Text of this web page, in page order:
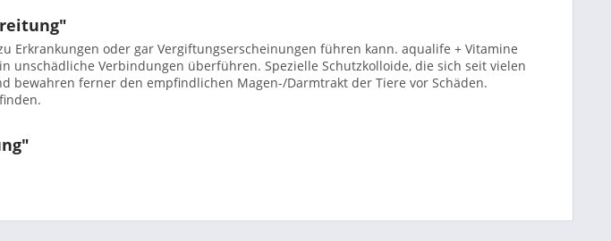
Erkrankungen oder gar Vergiftungserscheinungen führen kann. aqualife + Vitamine
Verbindungen überführen. Spezielle Schutzkolloide, die sich seit vielen
bewahren ferner den empfindlichen Magen-/Darmtrakt der Tiere vor Schäden.